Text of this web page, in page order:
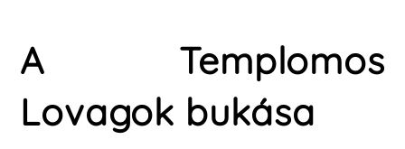
A Templomos
Lovagok bukása